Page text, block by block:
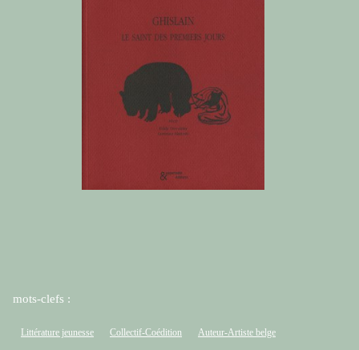
mots-clefs :
Littérature jeunesse Collectif-Coédition Auteur-Artiste belge